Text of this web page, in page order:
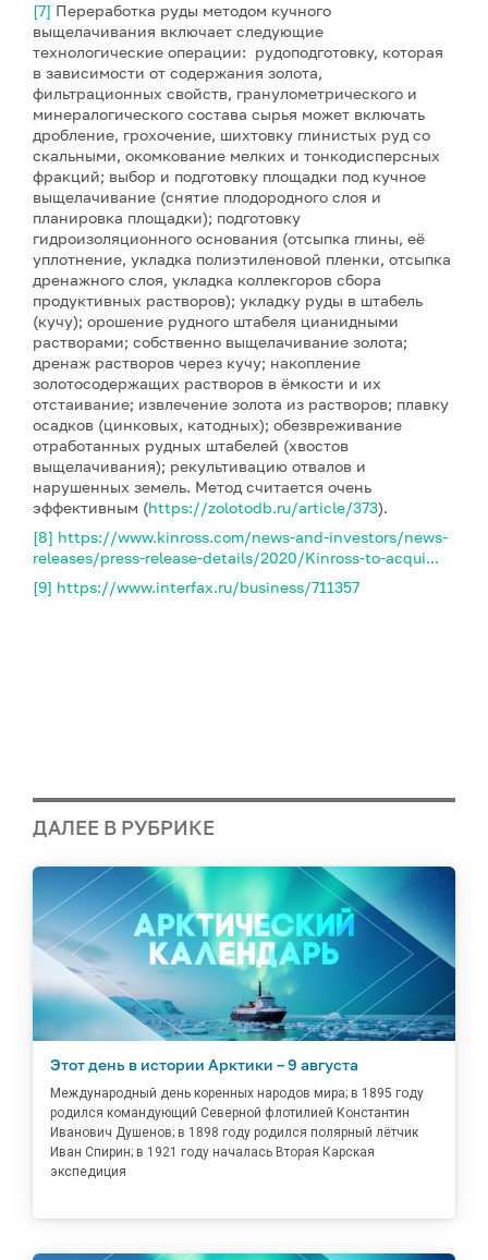
[7] Переработка руды методом кучного
выщелачивания включает следующие
технологические операции: рудоподготовку, которая
в зависимости от содержания золота,
фильтрационных свойств, гранулометрического и
минералогического состава сырья может включать
дробление, грохочение, шихтовку глинистых руд со
скальными, окомкование мелких и тонкодисперсных
фракций; выбор и подготовку площадки под кучное
выщелачивание (снятие плодородного слоя и
планировка площадки); подготовку
гидроизоляционного основания (отсыпка глины, её
уплотнение, укладка полиэтиленовой пленки, отсыпка
дренажного слоя, укладка коллекгоров сбора
продуктивных растворов); укладку руды в штабель
(кучу); орошение рудного штабеля цианидными
растворами; собственно выщелачивание золота;
дренаж растворов через кучу; накопление
золотосодержащих растворов в ёмкости и их
отстаивание; извлечение золота из растворов; плавку
осадков (цинковых, катодных); обезвреживание
отработанных рудных штабелей (хвостов
выщелачивания); рекультивацию отвалов и
нарушенных земель. Метод считается очень
эффективным (https://zolotodb.ru/article/373).
[8] https://www.kinross.com/news-and-investors/news-
releases/press-release-details/2020/Kinross-to-acqui...
[9] https://www.interfax.ru/business/711357
ДАЛЕЕ В РУБРИКЕ
Этот день в истории Арктики – 9 августа
Международный день коренных народов мира; в 1895 году
родился командующий Северной флотилией Константин
Иванович Душенов; в 1898 году родился полярный лётчик
Иван Спирин; в 1921 году началась Вторая Карская
экспедиция